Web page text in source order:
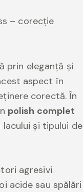
prin eleganță și
aspect în
corectă. În
polish complet
și tipului de
agresivi
acide sau spălări